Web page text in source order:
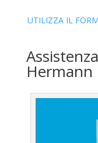
UTILIZZA IL
Hermann